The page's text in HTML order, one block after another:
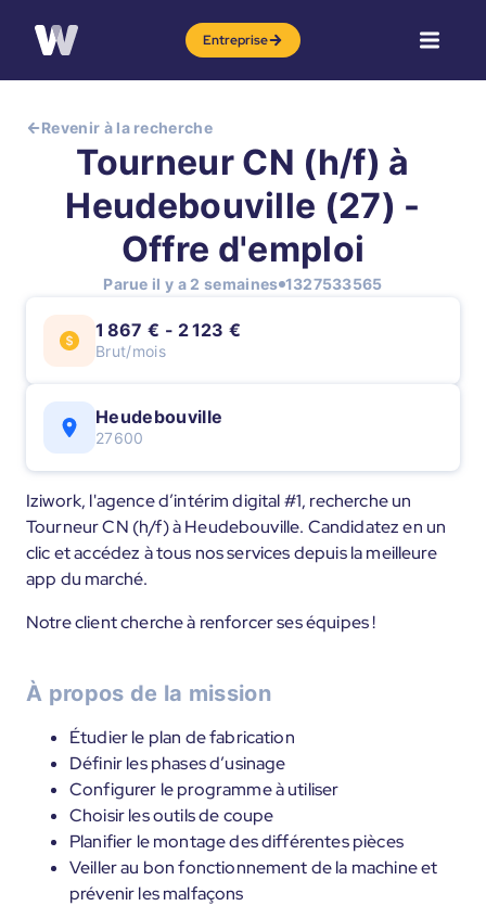
Entreprise
Revenir à la recherche
Tourneur CN (h/f) à
Heudebouville (27) -
Offre d'emploi
Parue il y a 2 semaines 1327533565
1 867 € - 2 123 €
Brut/mois
Heudebouville
27600
Iziwork, l'agence d’intérim digital #1, recherche un
Tourneur CN (h/f) à Heudebouville. Candidatez en un
clic et accédez à tous nos services depuis la meilleure
app du marché.
Notre client cherche à renforcer ses équipes !
À propos de la mission
Étudier le plan de fabrication
Définir les phases d’usinage
Configurer le programme à utiliser
Choisir les outils de coupe
Planifier le montage des différentes pièces
Veiller au bon fonctionnement de la machine et
prévenir les malfaçons